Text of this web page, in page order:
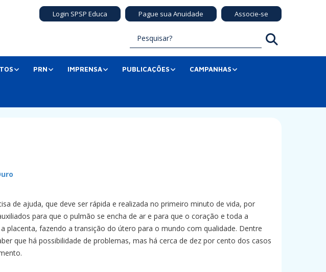
Login SPSP Educa Pague sua Anuidade Associe-se
PRN IMPRENSA PUBLICAÇÕES CAMPANHAS
de ajuda, que deve ser rápida e realizada no primeiro minuto de vida, por
para que o pulmão se encha de ar e para que o coração e toda a
placenta, fazendo a transição do útero para o mundo com qualidade. Dentre
que há possibilidade de problemas, mas há cerca de dez por cento dos casos